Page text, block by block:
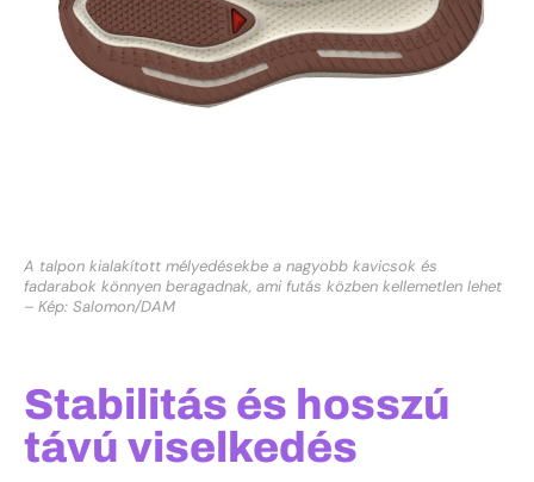
A talpon kialakított mélyedésekbe a nagyobb kavicsok és
fadarabok könnyen beragadnak, ami futás közben kellemetlen lehet
– Kép: Salomon/DAM
Stabilitás és hosszú
távú viselkedés